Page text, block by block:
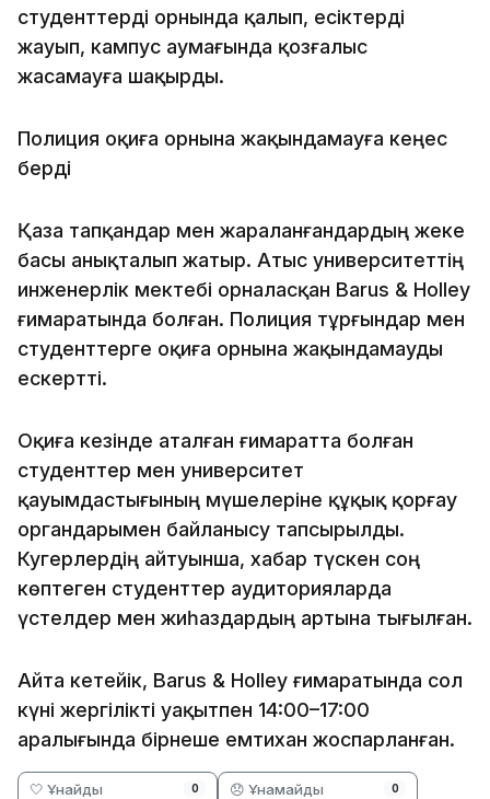
студенттерді орнында қалып, есіктерді
жауып, кампус аумағында қозғалыс
жасамауға шақырды.
Полиция оқиға орнына жақындамауға кеңес
берді
Қаза тапқандар мен жараланғандардың жеке
басы анықталып жатыр. Атыс университеттің
инженерлік мектебі орналасқан Barus & Holley
ғимаратында болған. Полиция тұрғындар мен
студенттерге оқиға орнына жақындамауды
ескертті.
Оқиға кезінде аталған ғимаратта болған
студенттер мен университет
қауымдастығының мүшелеріне құқық қорғау
органдарымен байланысу тапсырылды.
Куәгерлердің айтуынша, хабар түскен соң
көптеген студенттер аудиторияларда
үстелдер мен жиһаздардың артына тығылған.
Айта кетейік, Barus & Holley ғимаратында сол
күні жергілікті уақытпен 14:00–17:00
аралығында бірнеше емтихан жоспарланған.
🤍 Ұнайды 0 😞 Ұнамайды 0